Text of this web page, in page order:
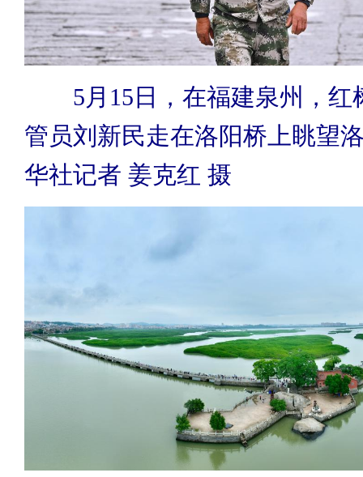
5月15日，在福建泉州，红
管员刘新民走在洛阳桥上眺望
华社记者 姜克红 摄